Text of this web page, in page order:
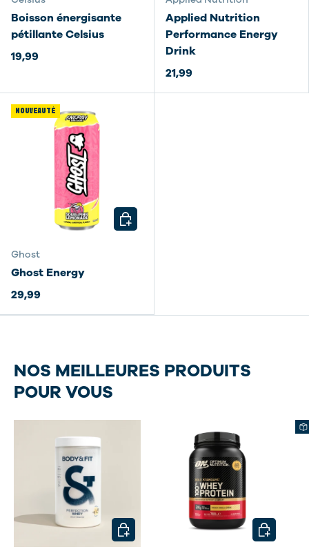
Boisson énergisante
pétillante Celsius
19,99
Applied Nutrition
Performance Energy
Drink
21,99
NOUVEAUTÉ
Ghost
Ghost Energy
29,99
CHOISIR LES OPTIONS
NOS MEILLEURES PRODUITS
POUR VOUS
CHOISIR LES OPTIONS CHOISIR